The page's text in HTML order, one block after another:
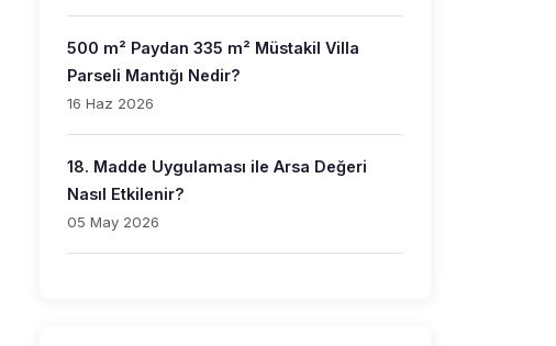
500 m² Paydan 335 m² Müstakil Villa
Parseli Mantığı Nedir?
16 Haz 2026
18. Madde Uygulaması ile Arsa Değeri
Nasıl Etkilenir?
05 May 2026